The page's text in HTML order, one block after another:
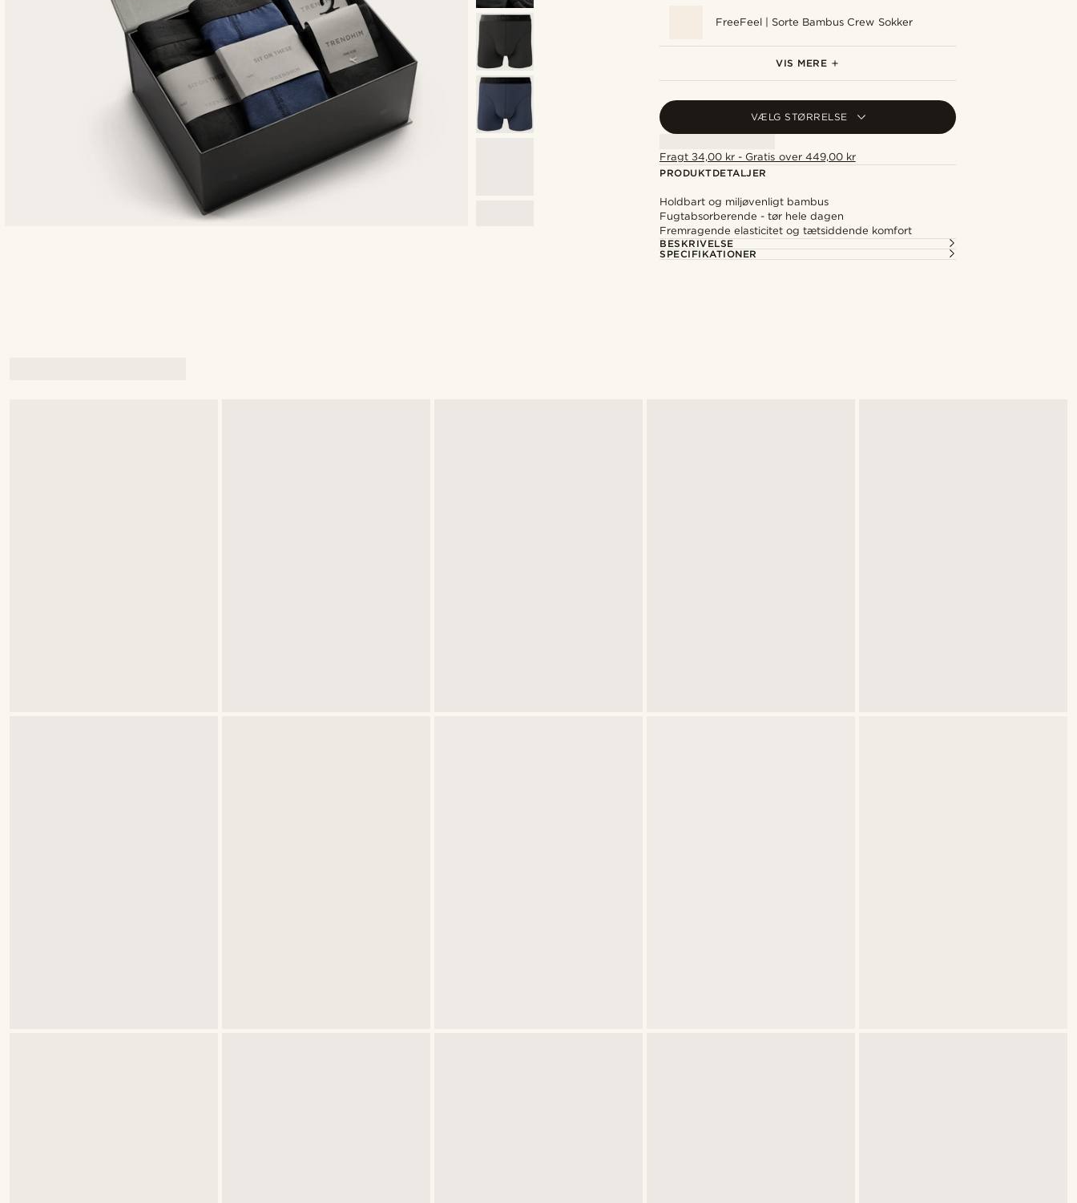
FreeFeel | Sorte Bambus Crew Sokker
FreeFeel | Kongeblå Bambus Crew Sokker
VIS MERE
VÆLG STØRRELSE
Fragt 34,00 kr - Gratis over 449,00 kr
PRODUKTDETALJER
Holdbart og miljøvenligt bambus
Fugtabsorberende - tør hele dagen
Fremragende elasticitet og tætsiddende komfort
BESKRIVELSE
SPECIFIKATIONER